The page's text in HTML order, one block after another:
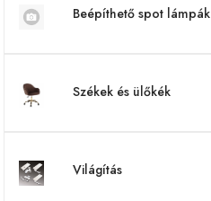
Beépíthető spot lámpák
Székek és ülőkék
Világítás